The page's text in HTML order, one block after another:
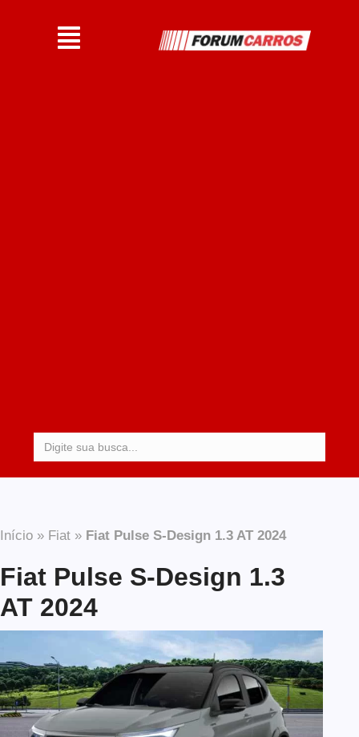
Início » Fiat » Fiat Pulse S-Design 1.3 AT 2024
Fiat Pulse S-Design 1.3
AT 2024